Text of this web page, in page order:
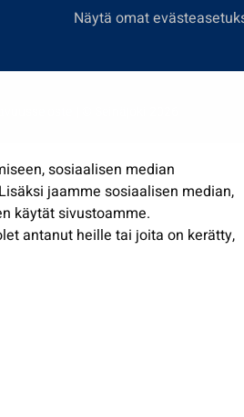
sosiaalisen median
jaamme sosiaalisen median,
käytät sivustoamme.
antanut heille tai joita on kerätty,
Näytä omat